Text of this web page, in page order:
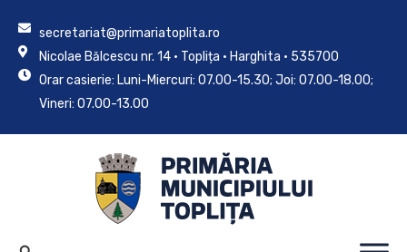
secretariat@primariatoplita.ro
Nicolae Bălcescu nr. 14 • Toplița • Harghita • 535700
Orar casierie: Luni-Miercuri: 07.00-15.30; Joi: 07.00-18.00;
Vineri: 07.00-13.00